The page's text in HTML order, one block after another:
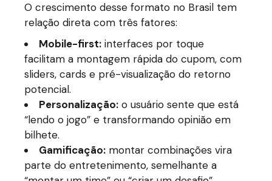
O crescimento desse formato no Brasil tem
relação direta com três fatores:
Mobile-first: interfaces por toque
facilitam a montagem rápida do cupom, com
sliders, cards e pré-visualização do retorno
potencial.
Personalização: o usuário sente que está
“lendo o jogo” e transformando opinião em
bilhete.
Gamificação: montar combinações vira
parte do entretenimento, semelhante a